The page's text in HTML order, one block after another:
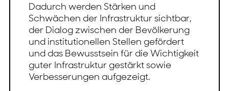
Dadurch werden Stärken und
Schwächen der Infrastruktur sichtbar,
der Dialog zwischen der Bevölkerung
und institutionellen Stellen gefördert
und das Bewusstsein für die Wichtigkeit
guter Infrastruktur gestärkt sowie
Verbesserungen aufgezeigt.